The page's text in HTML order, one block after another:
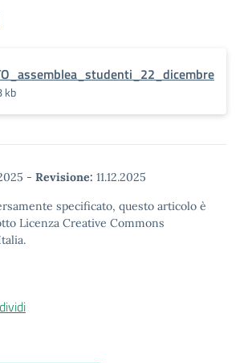
kb
- Revisione: 11.12.2025
specificato, questo articolo è
Licenza Creative Commons